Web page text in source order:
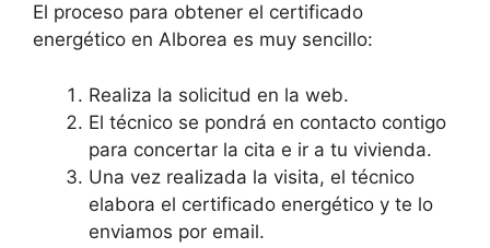
El proceso para obtener el certificado
energético en Alborea es muy sencillo:
Realiza la solicitud en la web.
El técnico se pondrá en contacto contigo
para concertar la cita e ir a tu vivienda.
Una vez realizada la visita, el técnico
elabora el certificado energético y te lo
enviamos por email.